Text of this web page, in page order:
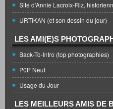
Site d'Annie Lacroix-Riz,
URTIKAN (et son dessin du jour)
LES AMI(E)S
Back-To-Intro (top photographies)
P0P Neuf
Usage du Jour
LES MEILLEURS AMIS DE